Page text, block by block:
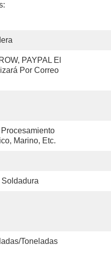
PAYPAL El
Por Correo
Marino, Etc.
toneladas